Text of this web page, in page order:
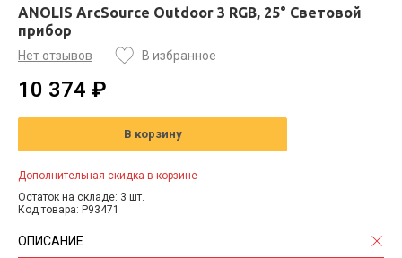
ANOLIS ArcSource Outdoor 3 RGB, 25° Световой
прибор
Нет отзывов В избранное
10 374 ₽
В корзину
Дополнительная скидка в корзине
Остаток на складе: 3 шт.
Код товара: P93471
ОПИСАНИЕ